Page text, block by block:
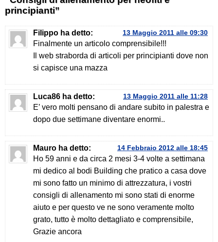
principianti”
Filippo ha detto: 13 Maggio 2011 alle 09:30
Finalmente un articolo comprensibile!!!
Il web straborda di articoli per principianti dove non
si capisce una mazza
Luca86 ha detto: 13 Maggio 2011 alle 11:28
E’ vero molti pensano di andare subito in palestra e
dopo due settimane diventare enormi..
Mauro ha detto: 14 Febbraio 2012 alle 18:45
Ho 59 anni e da circa 2 mesi 3-4 volte a settimana
mi dedico al bodi Building che pratico a casa dove
mi sono fatto un minimo di attrezzatura, i vostri
consigli di allenamento mi sono stati di enorme
aiuto e per questo ve ne sono veramente molto
grato, tutto è molto dettagliato e comprensibile,
Grazie ancora